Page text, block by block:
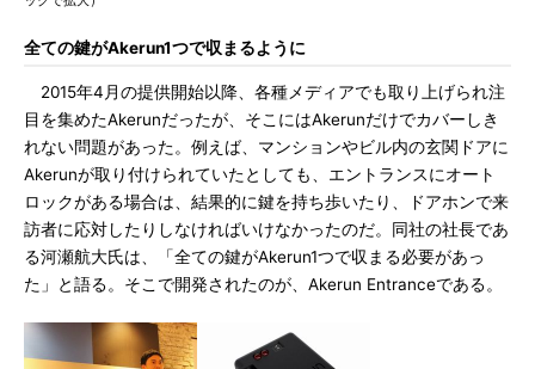
全ての鍵がAkerun1つで収まるように
2015年4月の提供開始以降、各種メディアでも取り上げられ注
目を集めたAkerunだったが、そこにはAkerunだけでカバーしき
れない問題があった。例えば、マンションやビル内の玄関ドアに
Akerunが取り付けられていたとしても、エントランスにオート
ロックがある場合は、結果的に鍵を持ち歩いたり、ドアホンで来
訪者に応対したりしなければいけなかったのだ。同社の社長であ
る河瀬航大氏は、「全ての鍵がAkerun1つで収まる必要があっ
た」と語る。そこで開発されたのが、Akerun Entranceである。